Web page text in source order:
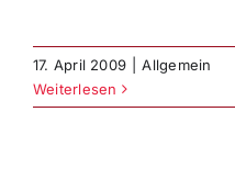
17. April 2009
Allgemein
Weiterlesen